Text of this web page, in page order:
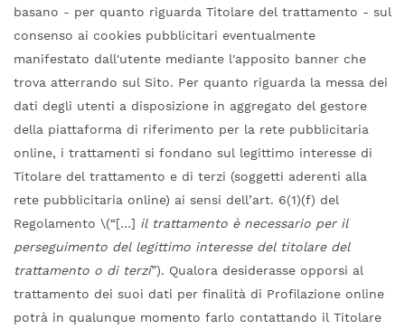
basano - per quanto riguarda Titolare del trattamento - sul
consenso ai cookies pubblicitari eventualmente
manifestato dall'utente mediante l'apposito banner che
trova atterrando sul Sito. Per quanto riguarda la messa dei
dati degli utenti a disposizione in aggregato del gestore
della piattaforma di riferimento per la rete pubblicitaria
online, i trattamenti si fondano sul legittimo interesse di
Titolare del trattamento e di terzi (soggetti aderenti alla
rete pubblicitaria online) ai sensi dell’art. 6(1)(f) del
Regolamento \(“[…] il trattamento è necessario per il
perseguimento del legittimo interesse del titolare del
trattamento o di terzi”). Qualora desiderasse opporsi al
trattamento dei suoi dati per finalità di Profilazione online
potrà in qualunque momento farlo contattando il Titolare